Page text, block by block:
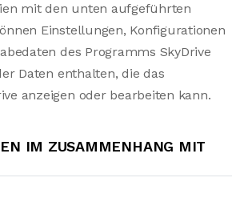
mit den unten aufgeführten
Einstellungen, Konfigurationen
des Programms SkyDrive
Daten enthalten, die das
anzeigen oder bearbeiten kann.
IM ZUSAMMENHANG MIT